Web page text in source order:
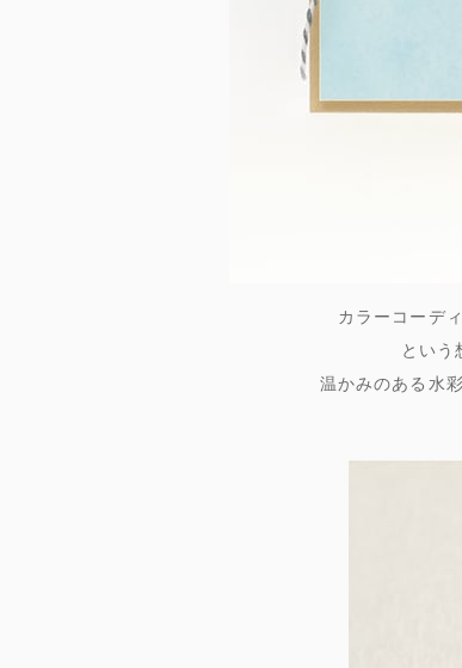
カラーコーデ
という
温かみのある水